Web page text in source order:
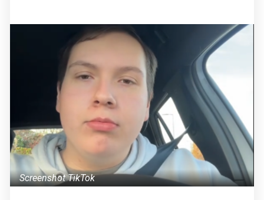
Screenshot TikTok